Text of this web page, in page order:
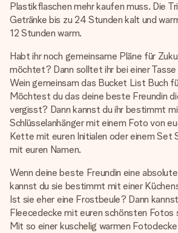
Plastikflaschen mehr kaufen muss. Die
Getränke bis zu 24 Stunden kalt und
12 Stunden warm.
Habt ihr noch gemeinsame Pläne für
möchtet? Dann solltet ihr bei einer Tasse
Wein gemeinsam das Bucket List Buch
Möchtest du das deine beste Freundin
vergisst? Dann kannst du ihr bestimmt
Schlüsselanhänger mit einem Foto von
Kette mit euren Initialen oder einem Set
mit euren Namen.
Wenn deine beste Freundin eine
kannst du sie bestimmt mit einer
Ist sie eher eine Frostbeule? Dann
Fleecedecke mit euren schönsten Fotos
Mit so einer kuschelig warmen